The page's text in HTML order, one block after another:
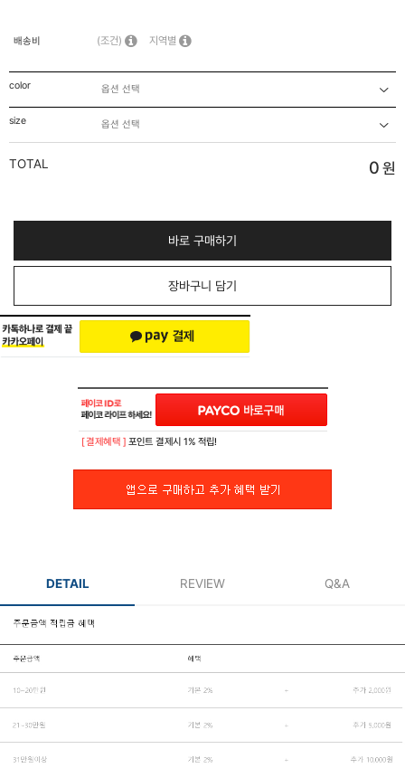
배송비 (조건) 지역별
color
size
TOTAL 0 원
바로 구매하기
장바구니 담기
[ 결제혜택 ] 포인트 결제시 1% 적립!
DETAIL REVIEW Q&A